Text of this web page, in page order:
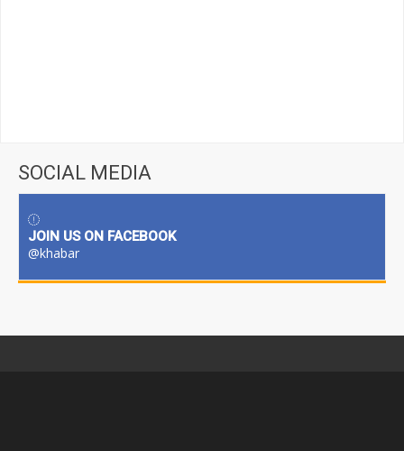
SOCIAL MEDIA
JOIN US ON FACEBOOK
@khabar